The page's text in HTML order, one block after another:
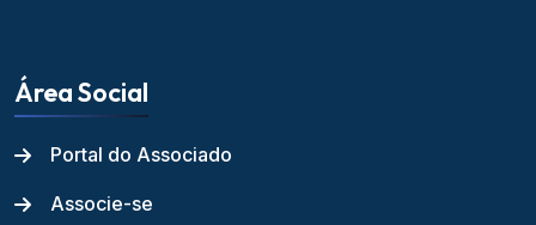
Área Social
Portal do Associado
Associe-se